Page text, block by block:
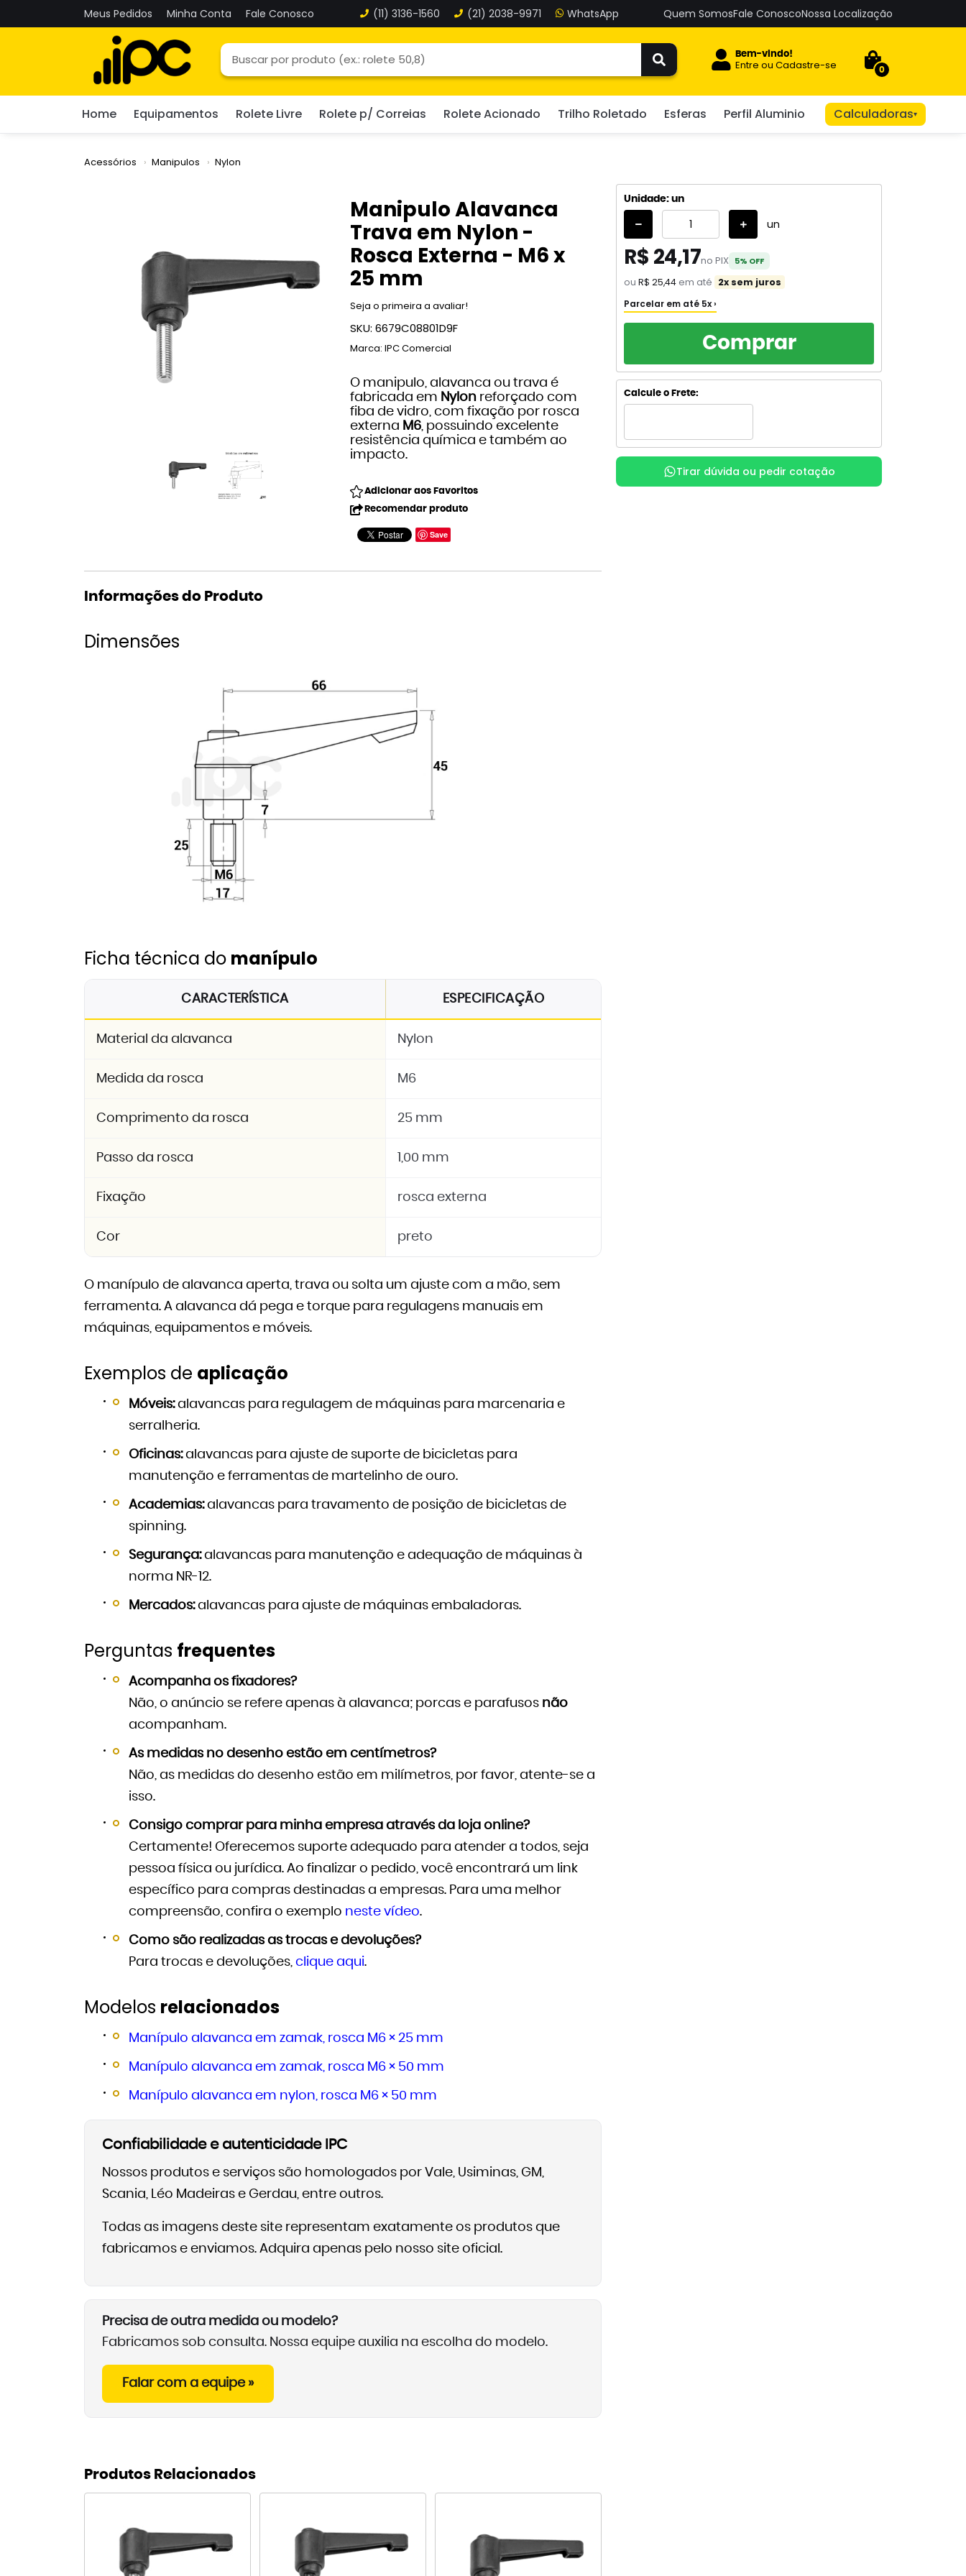
Meus Pedidos Minha Conta Fale Conosco (11) 3136-1560 (21) 2038-9971 Quem SomosFale ConoscoNossa Localização
Bem-vindo!
Entre ouCadastre-se 0
Home Equipamentos Rolete Livre Rolete p/ Correias Rolete Acionado Trilho Roletado Esferas Perfil Aluminio Calculadoras▾
Acessórios Manipulos Nylon
Manipulo Alavanca
Trava em Nylon -
Rosca Externa - M6 x
25 mm
Seja o primeira a avaliar!
SKU: 6679C08801D9F
Marca: IPC Comercial
O manipulo, alavanca ou trava é
fabricada em Nylon reforçado com
fiba de vidro, com fixação por rosca
externa M6, possuindo excelente
resistência química e também ao
impacto.
Adicionar aos Favoritos
Recomendar produto
Save
Unidade: un
un
R$ 24,17no PIX 5% OFF
ouR$ 25,44 em até 2x sem juros
Parcelar em até 5x ›
2xde R$ 12,72 R$ 25,44
R$ 28,33
com juros
5xde R$ 5,82 R$ 29,08
com juros
Comprar
Calcule o Frete:
Tirar dúvida ou pedir cotação
Informações do Produto
Dimensões
Ficha técnica do manípulo
CARACTERÍSTICA ESPECIFICAÇÃO
Material da alavanca Nylon
Medida da rosca M6
Comprimento da rosca 25 mm
Passo da rosca 1,00 mm
Fixação rosca externa
Cor preto
O manípulo de alavanca aperta, trava ou solta um ajuste com a mão, sem
ferramenta. A alavanca dá pega e torque para regulagens manuais em
máquinas, equipamentos e móveis.
Exemplos de aplicação
Móveis:alavancas para regulagem de máquinas para marcenaria e
serralheria.
Oficinas:alavancas para ajuste de suporte de bicicletas para
manutenção e ferramentas de martelinho de ouro.
Academias:alavancas para travamento de posição de bicicletas de
spinning.
Segurança:alavancas para manutenção e adequação de máquinas à
norma NR-12.
Mercados:alavancas para ajuste de máquinas embaladoras.
Perguntas frequentes
Acompanha os fixadores?
Não, o anúncio se refere apenas à alavanca; porcas e parafusos não
acompanham.
As medidas no desenho estão em centímetros?
Não, as medidas do desenho estão em milímetros, por favor, atente-se a
isso.
Consigo comprar para minha empresa através da loja online?
Certamente! Oferecemos suporte adequado para atender a todos, seja
pessoa física ou jurídica. Ao finalizar o pedido, você encontrará um link
específico para compras destinadas a empresas. Para uma melhor
compreensão, confira o exemplo neste vídeo.
Como são realizadas as trocas e devoluções?
Para trocas e devoluções, clique aqui.
Modelos relacionados
Manípulo alavanca em zamak, rosca M6 × 25 mm
Manípulo alavanca em zamak, rosca M6 × 50 mm
Manípulo alavanca em nylon, rosca M6 × 50 mm
Confiabilidade e autenticidade IPC
Nossos produtos e serviços são homologados por Vale, Usiminas, GM,
Scania, Léo Madeiras e Gerdau, entre outros.
Todas as imagens deste site representam exatamente os produtos que
fabricamos e enviamos. Adquira apenas pelo nosso site oficial.
Precisa de outra medida ou modelo?
Fabricamos sob consulta. Nossa equipe auxilia na escolha do modelo.
Falar com a equipe »
Produtos Relacionados